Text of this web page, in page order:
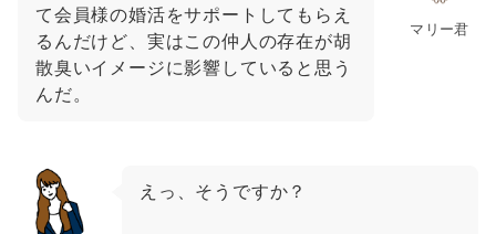
マリー君
て会員様の婚活をサポートしてもらえ
るんだけど、実はこの仲人の存在が胡
散臭いイメージに影響していると思う
んだ。
えっ、そうですか？